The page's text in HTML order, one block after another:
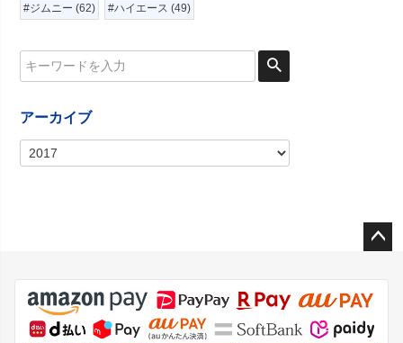
#ジムニー (62) #ハイエース (49)
アーカイブ
ジト
ップ
へ